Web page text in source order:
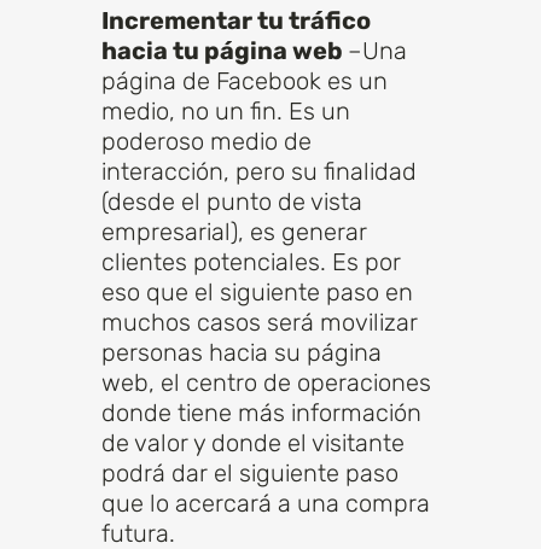
Incrementar tu tráfico
hacia tu página web –Una
página de Facebook es un
medio, no un fin. Es un
poderoso medio de
interacción, pero su finalidad
(desde el punto de vista
empresarial), es generar
clientes potenciales. Es por
eso que el siguiente paso en
muchos casos será movilizar
personas hacia su página
web, el centro de operaciones
donde tiene más información
de valor y donde el visitante
podrá dar el siguiente paso
que lo acercará a una compra
futura.